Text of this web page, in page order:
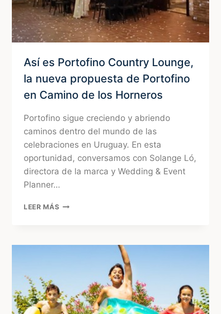
Así es Portofino Country Lounge,
la nueva propuesta de Portofino
en Camino de los Horneros
Portofino sigue creciendo y abriendo
caminos dentro del mundo de las
celebraciones en Uruguay. En esta
oportunidad, conversamos con Solange Ló,
directora de la marca y Wedding & Event
Planner…
LEER MÁS ASÍ
LOUNGE,
DE
PORTOFINO
EN